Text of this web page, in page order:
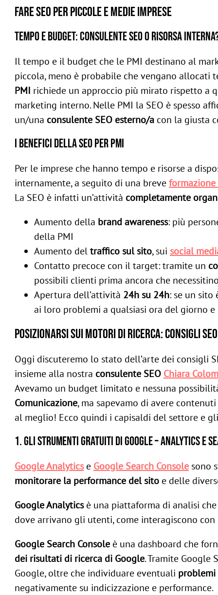
Fare SEO per piccole e medie imprese
Tempo e budget: Consulente SEO o risorsa
Il tempo e il budget che le PMI destinano al
piccola, meno è probabile che vengano allocati
PMI richiede un approccio più mirato rispetto a
marketing interno. Nelle PMI la SEO è spesso
un/una consulente SEO esterno/a con la giusta
I benefici della SEO per PMI
Per le imprese che hanno tempo e risorse a
internamente, a seguito di una breve
La SEO è infatti un’attività completamente
Aumento della brand awareness: più
della PMI
Aumento deltraffico sul sito, sui social
Contatto precoce con il target: tramite un
possibili clienti prima ancora che
Apertura dell’attività 24h su 24h: se un
ai loro problemi a qualsiasi ora del giorno
Posizionarsi sui motori di ricerca: consigli
Oggi discuteremo lo stato dell’arte dei consigli
insieme alla nostra consulente SEO Chiara
Avevamo un budget limitato e nessuna
Comunicazione, ma sapevamo di avere
al meglio! Ecco quindi i capisaldi del settore e
1. Gli strumenti gratuiti di Google – Analytics e
Google Analyticse Google Search Console sono
monitorare la performance del sito e delle
Google Analyticsè una piattaforma di analisi
dove arrivano gli utenti, come interagiscono
Google Search Console è una dashboard che
dei risultati di ricerca di Google. Tramite Google
Google, oltre che individuare eventuali
negativamente su indicizzazione e performance.